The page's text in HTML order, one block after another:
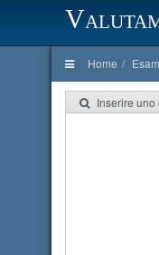
Home
Inserire